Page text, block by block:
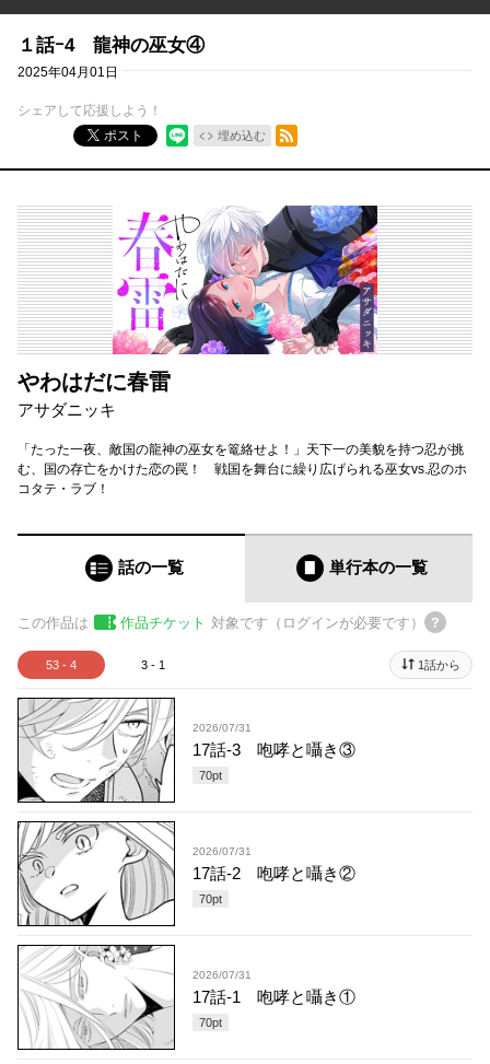
１話ｰ4 龍神の巫女④
2025年04月01日
シェアして応援しよう！
ポスト
埋め込む
RSSフィード
やわはだに春雷
アサダニッキ
「たった一夜、敵国の龍神の巫女を篭絡せよ！」天下一の美貌を持つ忍が挑
む、国の存亡をかけた恋の罠！ 戦国を舞台に繰り広げられる巫女vs.忍のホ
コタテ・ラブ！
話の一覧 単行本の一覧
この作品は 作品チケット 対象です（ログインが必要です）
53 - 4 3 - 1 1話から
2026/07/31
17話-3 咆哮と囁き③
70pt
2026/07/31
17話-2 咆哮と囁き②
70pt
2026/07/31
17話-1 咆哮と囁き①
70pt